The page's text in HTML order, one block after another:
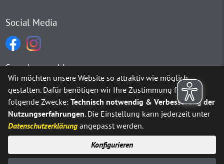
Social Media
Sprachauswahl
Möchten Sie vonGoogle Translate bereitgestellte externe
Ja Immer
Wir möchten unsere Website so attraktiv wie möglich
gestalten. Dafür benötigen wir Ihre Zustimmung für
folgende Zwecke:Technisch notwendig & Verbesserung der
Nutzungserfahrungen. Die Einstellung kann jederzeit unter
Datenschutzerklärung angepasst werden.
Konfigurieren